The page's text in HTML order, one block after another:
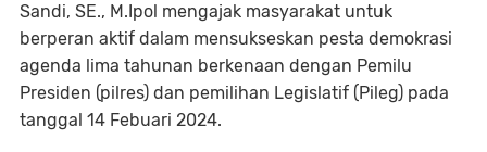
Sandi, SE., M.Ipol mengajak masyarakat untuk
berperan aktif dalam mensukseskan pesta demokrasi
agenda lima tahunan berkenaan dengan Pemilu
Presiden (pilres) dan pemilihan Legislatif (Pileg) pada
tanggal 14 Febuari 2024.